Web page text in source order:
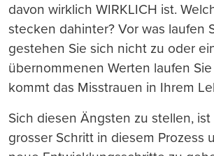
davon wirklich WIRKLICH ist.
stecken dahinter? Vor was laufen
gestehen Sie sich nicht zu oder
übernommenen Werten laufen Sie
kommt das Misstrauen in Ihrem
Sich diesen Ängsten zu stellen,
grosser Schritt in diesem Prozess